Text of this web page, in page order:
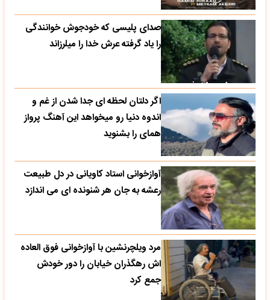
صدای پلیسی که خودجوش خوانندگی
را یاد گرفته عرش خدا را میلرزاند
اگر دلتان لحظه ای جدا شدن از غم و
اندوه دنیا رو میخواهد این آهنگ پرواز
همای را بشنوید
آوازخوانی استاد کاویانی در دل طبیعت
رعشه به جان هر شنونده ای می اندازد
مرد ویلچرنشین با آوازخوانی فوق العاده
اش رهگذران خیابان را دور خودش
جمع کرد